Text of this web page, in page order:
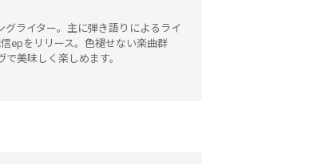
ライター。主に弾き語りによるライ
epをリリース。色褪せない楽曲群
美味しく楽しめます。